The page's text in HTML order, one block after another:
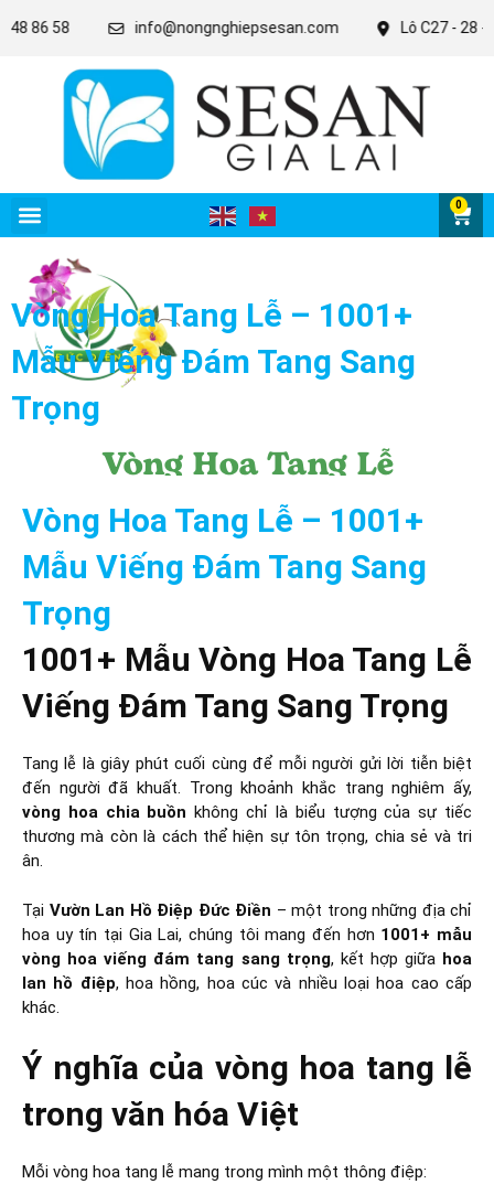
58 info@nongnghiepsesan.com Lô C27 - 28 - 31
0
Vòng Hoa Tang Lễ – 1001+
Mẫu Viếng Đám Tang Sang
Trọng
Vòng Hoa Tang Lễ – 1001+
Mẫu Viếng Đám Tang Sang
Trọng
1001+ Mẫu Vòng Hoa Tang Lễ
Viếng Đám Tang Sang Trọng
Tang lễ là giây phút cuối cùng để mỗi người gửi lời tiễn biệt
đến người đã khuất. Trong khoảnh khắc trang nghiêm ấy,
vòng hoa chia buồn không chỉ là biểu tượng của sự tiếc
thương mà còn là cách thể hiện sự tôn trọng, chia sẻ và tri
ân.
Tại Vườn Lan Hồ Điệp Đức Điền – một trong những địa chỉ
hoa uy tín tại Gia Lai, chúng tôi mang đến hơn 1001+ mẫu
vòng hoa viếng đám tang sang trọng, kết hợp giữa hoa
lan hồ điệp, hoa hồng, hoa cúc và nhiều loại hoa cao cấp
khác.
Ý nghĩa của vòng hoa tang lễ
trong văn hóa Việt
Mỗi vòng hoa tang lễ mang trong mình một thông điệp: